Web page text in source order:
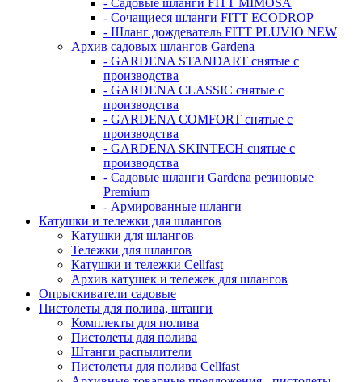
- Садовые шланги FITT MIMOSA
- Сочащиеся шланги FITT ECODROP
- Шланг дождеватель FITT PLUVIO NEW
Архив садовых шлангов Gardena
- GARDENA STANDART снятые с
производства
- GARDENA CLASSIC снятые с
производства
- GARDENA COMFORT снятые с
производства
- GARDENA SKINTECH снятые с
производства
- Садовые шланги Gardena резиновые
Premium
- Армированные шланги
Катушки и тележки для шлангов
Катушки для шлангов
Тележки для шлангов
Катушки и тележки Cellfast
Архив катушек и тележек для шлангов
Опрыскиватели садовые
Пистолеты для полива, штанги
Комплекты для полива
Пистолеты для полива
Штанги распылители
Пистолеты для полива Cellfast